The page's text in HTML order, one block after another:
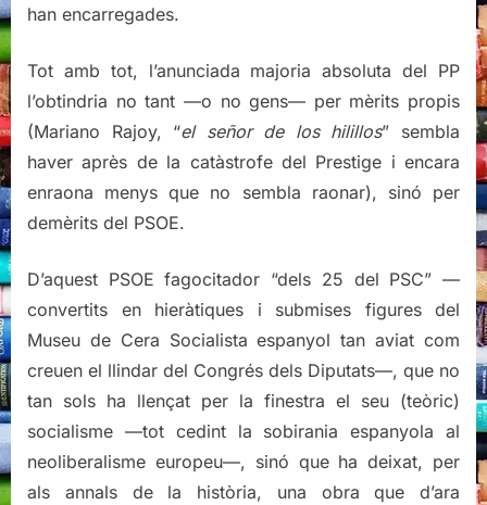
han encarregades.
Tot amb tot, l’anunciada majoria absoluta del PP
l’obtindria no tant —o no gens— per mèrits propis
(Mariano Rajoy, “el señor de los hilillos” sembla
haver après de la catàstrofe del Prestige i encara
enraona menys que no sembla raonar), sinó per
demèrits del PSOE.
D’aquest PSOE fagocitador “dels 25 del PSC” —
convertits en hieràtiques i submises figures del
Museu de Cera Socialista espanyol tan aviat com
creuen el llindar del Congrés dels Diputats—, que no
tan sols ha llençat per la finestra el seu (teòric)
socialisme —tot cedint la sobirania espanyola al
neoliberalisme europeu—, sinó que ha deixat, per
als annals de la història, una obra que d’ara